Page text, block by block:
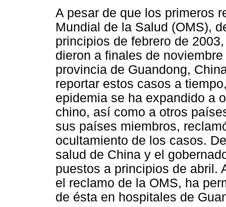
A pesar de que los primeros
Mundial de la Salud (OMS),
principios de febrero de
dieron a finales de
provincia de Guandong,
reportar estos casos a
epidemia se ha expandido a
chino, así como a otros
sus países miembros,
ocultamiento de los casos.
salud de China y el
puestos a principios de abril.
el reclamo de la OMS, ha
de ésta en hospitales de